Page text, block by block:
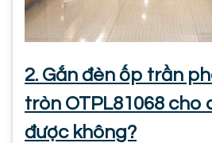
2. Gắn đèn ốp trần
tròn OTPL81068 cho
được không?